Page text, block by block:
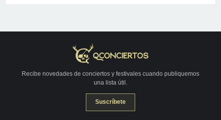
Recibe novedades de conciertos y festivales cuando publiquemos
una lista útil.
Suscríbete